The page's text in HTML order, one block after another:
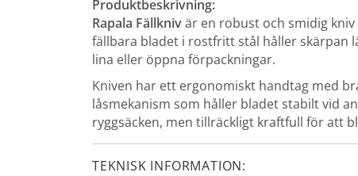
Produktbeskrivning:
Rapala Fällknivär en robust och smidig
fällbara bladet i rostfritt stål håller skärpan
lina eller öppna förpackningar.
Kniven har ett ergonomiskt handtag med
låsmekanism som håller bladet stabilt vid
ryggsäcken, men tillräckligt kraftfull för att
TEKNISK INFORMATION: